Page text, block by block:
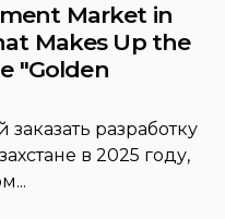
Market in
Makes Up the
"Golden
разработку
в 2025 году,